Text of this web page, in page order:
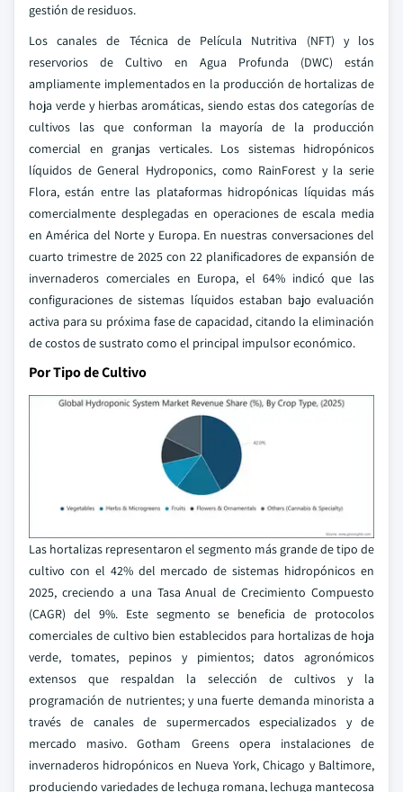
gestión de residuos.
Los canales de Técnica de Película Nutritiva (NFT) y los
reservorios de Cultivo en Agua Profunda (DWC) están
ampliamente implementados en la producción de hortalizas de
hoja verde y hierbas aromáticas, siendo estas dos categorías de
cultivos las que conforman la mayoría de la producción
comercial en granjas verticales. Los sistemas hidropónicos
líquidos de General Hydroponics, como RainForest y la serie
Flora, están entre las plataformas hidropónicas líquidas más
comercialmente desplegadas en operaciones de escala media
en América del Norte y Europa. En nuestras conversaciones del
cuarto trimestre de 2025 con 22 planificadores de expansión de
invernaderos comerciales en Europa, el 64% indicó que las
configuraciones de sistemas líquidos estaban bajo evaluación
activa para su próxima fase de capacidad, citando la eliminación
de costos de sustrato como el principal impulsor económico.
Por Tipo de Cultivo
Las hortalizas representaron el segmento más grande de tipo de
cultivo con el 42% del mercado de sistemas hidropónicos en
2025, creciendo a una Tasa Anual de Crecimiento Compuesto
(CAGR) del 9%. Este segmento se beneficia de protocolos
comerciales de cultivo bien establecidos para hortalizas de hoja
verde, tomates, pepinos y pimientos; datos agronómicos
extensos que respaldan la selección de cultivos y la
programación de nutrientes; y una fuerte demanda minorista a
través de canales de supermercados especializados y de
mercado masivo. Gotham Greens opera instalaciones de
invernaderos hidropónicos en Nueva York, Chicago y Baltimore,
produciendo variedades de lechuga romana, lechuga mantecosa